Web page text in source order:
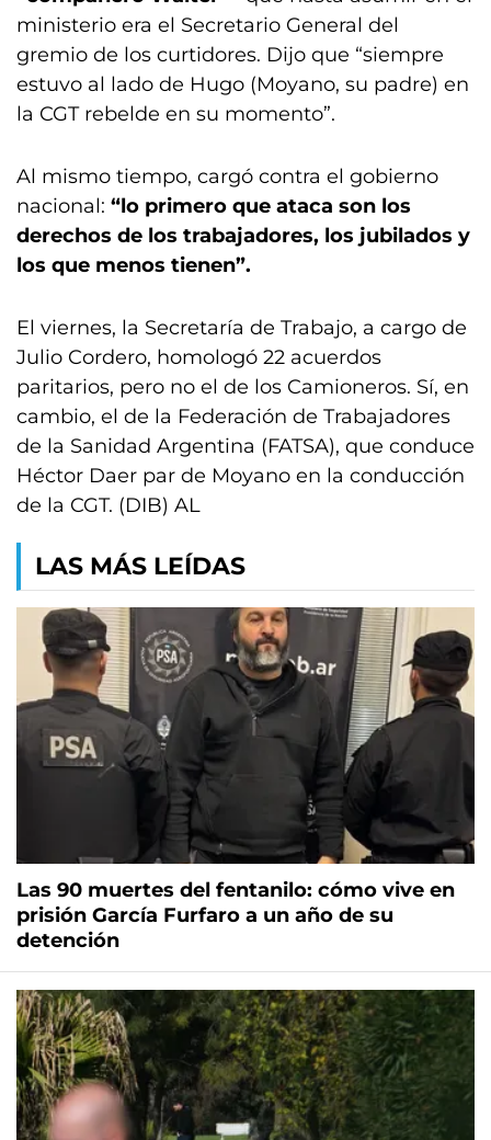
ministerio era el Secretario General del
gremio de los curtidores. Dijo que “siempre
estuvo al lado de Hugo (Moyano, su padre) en
la CGT rebelde en su momento”.
Al mismo tiempo, cargó contra el gobierno
nacional: “lo primero que ataca son los
derechos de los trabajadores, los jubilados y
los que menos tienen”.
El viernes, la Secretaría de Trabajo, a cargo de
Julio Cordero, homologó 22 acuerdos
paritarios, pero no el de los Camioneros. Sí, en
cambio, el de la Federación de Trabajadores
de la Sanidad Argentina (FATSA), que conduce
Héctor Daer par de Moyano en la conducción
de la CGT. (DIB) AL
LAS MÁS LEÍDAS
Las 90 muertes del fentanilo: cómo vive en
prisión García Furfaro a un año de su
detención